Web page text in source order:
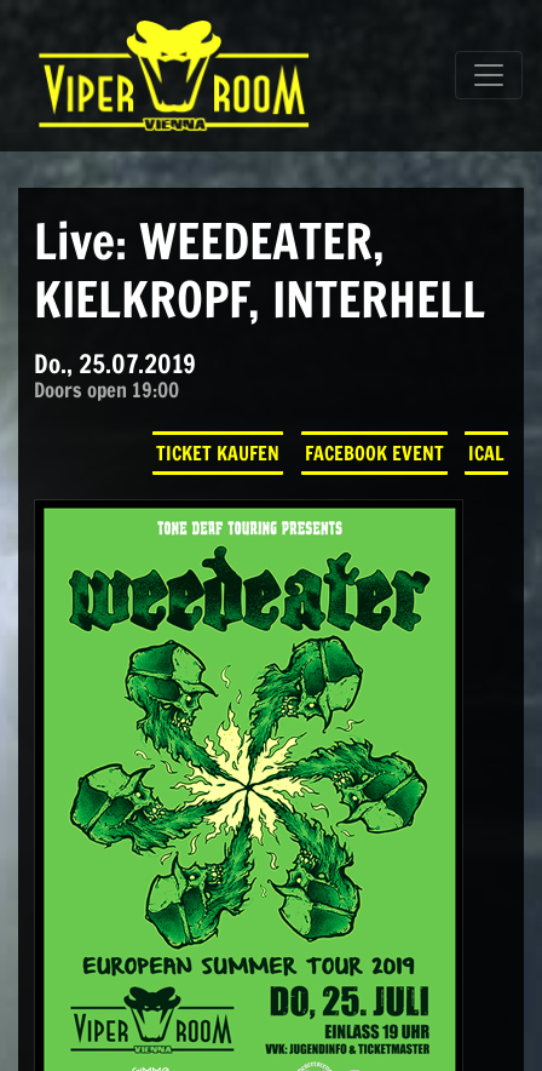
Hauptnavigation
Live: WEEDEATER,
KIELKROPF, INTERHELL
Do., 25.07.2019
Doors open 19:00
TICKET KAUFEN FACEBOOK EVENT ICAL